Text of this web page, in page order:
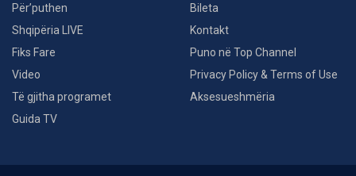
Për’puthen
Shqipëria LIVE
Fiks Fare
Video
Të gjitha programet
Guida TV
Bileta
Kontakt
Puno në Top Channel
Privacy Policy & Terms of Use
Aksesueshmëria